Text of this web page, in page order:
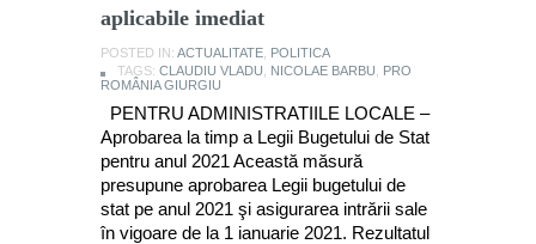
aplicabile imediat
POSTED IN: ACTUALITATE POLITICA
TAGS: CLAUDIU VLADU NICOLAE BARBU
PRO
ROMÂNIA GIURGIU
PENTRU ADMINISTRATIILE LOCALE –
Aprobarea la timp a Legii Bugetului de Stat
pentru anul 2021 Această măsură
presupune aprobarea Legii bugetului de
stat pe anul 2021 şi asigurarea intrării sale
în vigoare de la 1 ianuarie 2021. Rezultatul